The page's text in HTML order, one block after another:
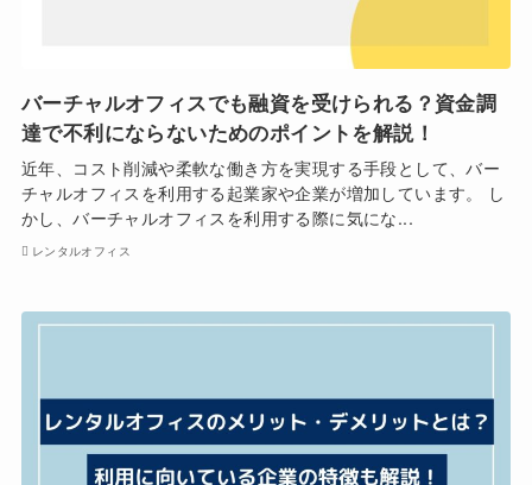
バーチャルオフィスでも融資を受けられる？資金調
達で不利にならないためのポイントを解説！
近年、コスト削減や柔軟な働き方を実現する手段として、バー
チャルオフィスを利用する起業家や企業が増加しています。 し
かし、バーチャルオフィスを利用する際に気にな...
レンタルオフィス